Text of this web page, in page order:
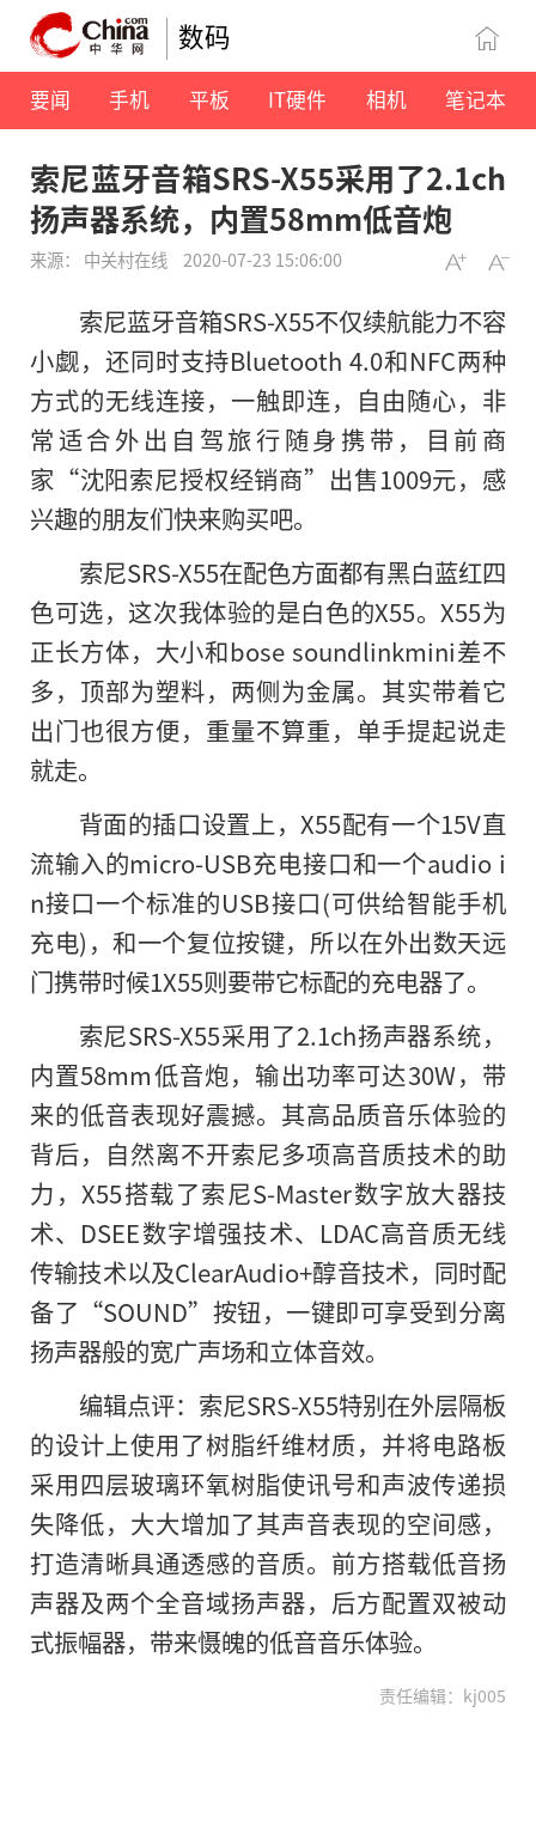
数码
要闻 手机 平板 IT硬件 相机 笔记本
索尼蓝牙音箱SRS-X55采用了2.1ch
扬声器系统，内置58mm低音炮
来源： 中关村在线 2020-07-23 15:06:00
索尼蓝牙音箱SRS-X55不仅续航能力不容
小觑，还同时支持Bluetooth 4.0和NFC两种
方式的无线连接，一触即连，自由随心，非
常适合外出自驾旅行随身携带，目前商
家“沈阳索尼授权经销商”出售1009元，感
兴趣的朋友们快来购买吧。
索尼SRS-X55在配色方面都有黑白蓝红四
色可选，这次我体验的是白色的X55。X55为
正长方体，大小和bose soundlinkmini差不
多，顶部为塑料，两侧为金属。其实带着它
出门也很方便，重量不算重，单手提起说走
就走。
背面的插口设置上，X55配有一个15V直
流输入的micro-USB充电接口和一个audio i
n接口一个标准的USB接口(可供给智能手机
充电)，和一个复位按键，所以在外出数天远
门携带时候1X55则要带它标配的充电器了。
索尼SRS-X55采用了2.1ch扬声器系统，
内置58mm低音炮，输出功率可达30W，带
来的低音表现好震撼。其高品质音乐体验的
背后，自然离不开索尼多项高音质技术的助
力，X55搭载了索尼S-Master数字放大器技
术、DSEE数字增强技术、LDAC高音质无线
传输技术以及ClearAudio+醇音技术，同时配
备了“SOUND”按钮，一键即可享受到分离
扬声器般的宽广声场和立体音效。
编辑点评：索尼SRS-X55特别在外层隔板
的设计上使用了树脂纤维材质，并将电路板
采用四层玻璃环氧树脂使讯号和声波传递损
失降低，大大增加了其声音表现的空间感，
打造清晰具通透感的音质。前方搭载低音扬
声器及两个全音域扬声器，后方配置双被动
式振幅器，带来慑魄的低音音乐体验。
责任编辑：kj005